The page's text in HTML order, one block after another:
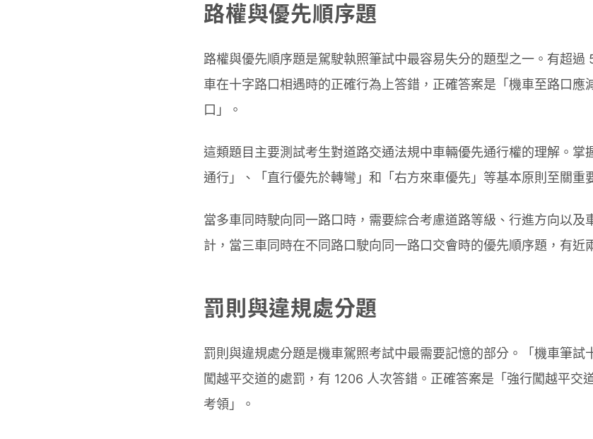
路權與優先順序題
路權與優先順序題是駕駛執照筆試中最容易失分的題型之一。有超過
車在十字路口相遇時的正確行為上答錯，正確答案是「機車至路口應
口」。
這類題目主要測試考生對道路交通法規中車輛優先通行權的理解。掌
通行」、「直行優先於轉彎」和「右方來車優先」等基本原則至關重
當多車同時駛向同一路口時，需要綜合考慮道路等級、行進方向以及
計，當三車同時在不同路口駛向同一路口交會時的優先順序題，有近
罰則與違規處分題
罰則與違規處分題是機車駕照考試中最需要記憶的部分。「機車筆試
闖越平交道的處罰，有 1206 人次答錯。正確答案是「強行闖越平交
考領」。